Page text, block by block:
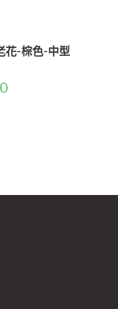
花-棕色-中型